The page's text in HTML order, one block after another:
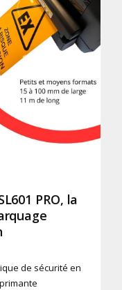
PRO, la
de sécurité en